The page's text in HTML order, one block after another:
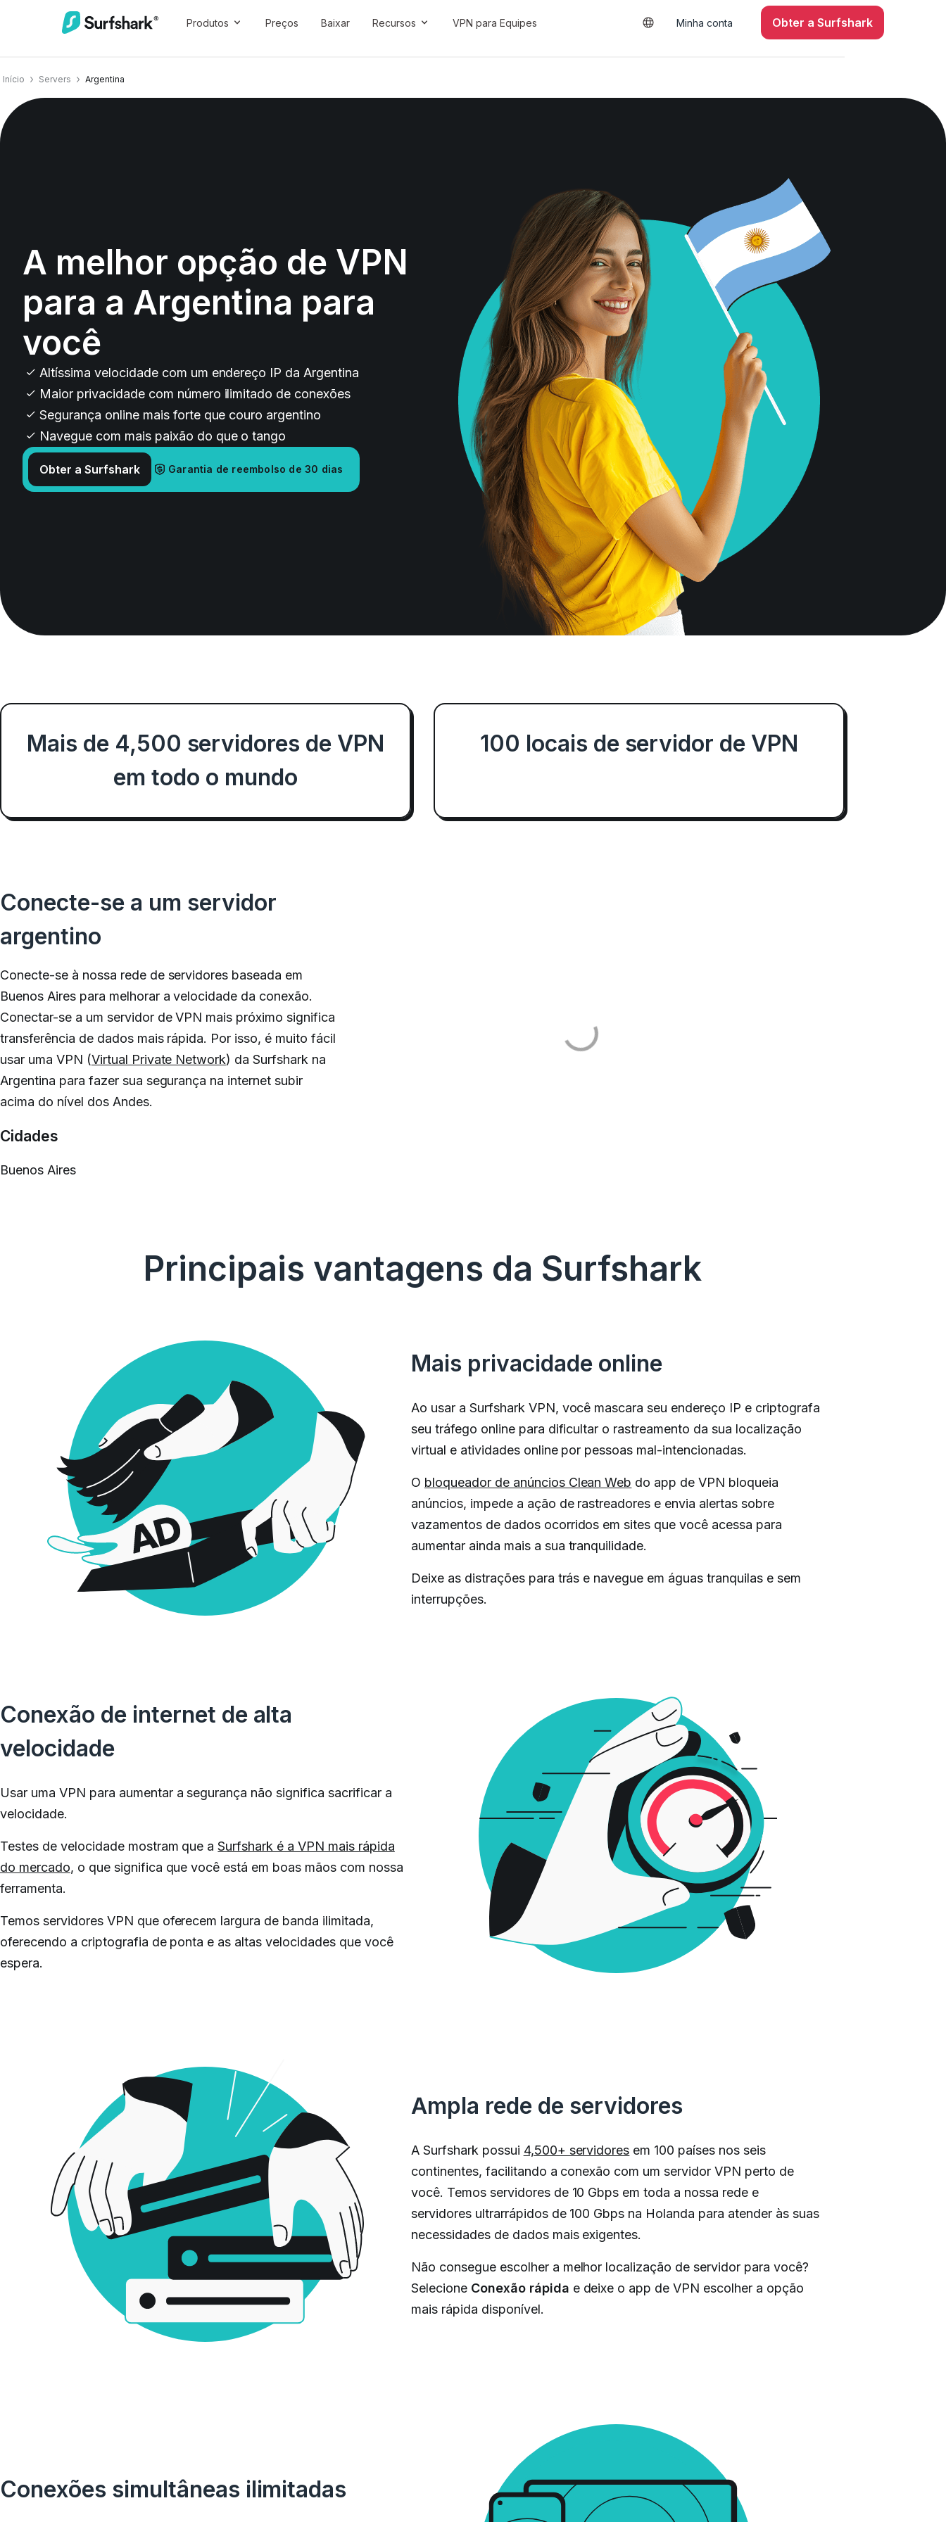
Produtos Preços Baixar Recursos VPN para Equipes Minha conta Obter a Surfshark
Início Servers Argentina
A melhor opção de VPN
para a Argentina para
você
Altíssima velocidade com um endereço IP da Argentina
Maior privacidade com número ilimitado de conexões
Segurança online mais forte que couro argentino
Navegue com mais paixão do que o tango
Obter a Surfshark Garantia de reembolso de 30 dias
Mais de 4,500 servidores de VPN
em todo o mundo
100 locais de servidor de VPN
Conecte-se a um servidor
argentino
Conecte-se à nossa rede de servidores baseada em
Buenos Aires para melhorar a velocidade da conexão.
Conectar-se a um servidor de VPN mais próximo significa
transferência de dados mais rápida. Por isso, é muito fácil
usar uma VPN (Virtual Private Network) da Surfshark na
Argentina para fazer sua segurança na internet subir
acima do nível dos Andes.
Cidades
Buenos Aires
Principais vantagens da Surfshark
Mais privacidade online
Ao usar a Surfshark VPN, você mascara seu endereço IP e criptografa
seu tráfego online para dificultar o rastreamento da sua localização
virtual e atividades online por pessoas mal-intencionadas.
O bloqueador de anúncios Clean Web do app de VPN bloqueia
anúncios, impede a ação de rastreadores e envia alertas sobre
vazamentos de dados ocorridos em sites que você acessa para
aumentar ainda mais a sua tranquilidade.
Deixe as distrações para trás e navegue em águas tranquilas e sem
interrupções.
Conexão de internet de alta
velocidade
Usar uma VPN para aumentar a segurança não significa sacrificar a
velocidade.
Testes de velocidade mostram que aSurfshark é a VPN mais rápida
do mercado, o que significa que você está em boas mãos com nossa
ferramenta.
Temos servidores VPN que oferecem largura de banda ilimitada,
oferecendo a criptografia de ponta e as altas velocidades que você
espera.
Ampla rede de servidores
A Surfshark possui 4,500+ servidores em 100 países nos seis
continentes, facilitando a conexão com um servidor VPN perto de
você. Temos servidores de 10 Gbps em toda a nossa rede e
servidores ultrarrápidos de 100 Gbps na Holanda para atender às suas
necessidades de dados mais exigentes.
Não consegue escolher a melhor localização de servidor para você?
Selecione Conexão rápida e deixe o app de VPN escolher a opção
mais rápida disponível.
Conexões simultâneas ilimitadas